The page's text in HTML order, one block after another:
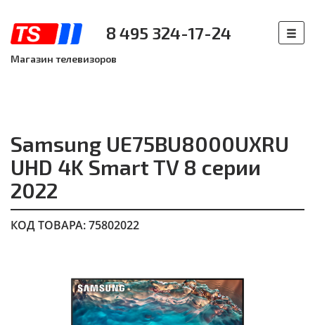
8 495 324-17-24
Магазин телевизоров
Samsung UE75BU8000UXRU
UHD 4K Smart TV 8 серии
2022
КОД ТОВАРА: 75802022